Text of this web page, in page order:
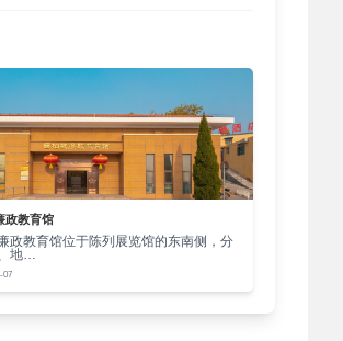
的实效密码，终将成为干部培
政教育馆
政教育馆位于陈列展览馆的东南侧，分
地…
07